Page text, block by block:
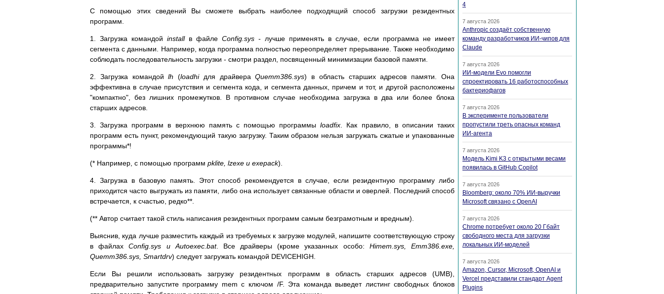
С помощью этих сведений Вы сможете выбрать наиболее подходящий способ загрузки резидентных
программ.
1. Загрузка командой installв файле Config.sys - лучше применять в случае, если программа не имеет
сегмента с данными. Например, когда программа полностью переопределяет прерывание. Также необходимо
соблюдать последовательность загрузки - смотри раздел, посвященный минимизации базовой памяти.
2. Загрузка командойlh (loadhiдля драйвераQuemm386.sys) в область старших адресов памяти. Она
эффективна в случае присутствия и сегмента кода, и сегмента данных, причем и тот, и другой расположены
"компактно", без лишних промежутков. В противном случае необходима загрузка в два или более блока
старших адресов.
3. Загрузка программ в верхнюю память с помощью программыloadfix . Как правило, в описании таких
программ есть пункт, рекомендующий такую загрузку. Таким образом нельзя загружать сжатые и упакованные
программы*!
(* Например, с помощью программ pklite, lzexe и exepack).
4. Загрузка в базовую память. Этот способ рекомендуется в случае, если резидентную программу либо
приходится часто выгружать из памяти, либо она использует связанные области и оверлей. Последний способ
встречается, к счастью, редко**.
(** Автор считает такой стиль написания резидентных программ самым безграмотным и вредным).
Выяснив, куда лучше разместить каждый из требуемых к загрузке модулей, напишите соответствующую строку
в файлахConfig.sys и Autoexec.bat. Все драйверы (кроме указанных особо: Himem.sys, Emm386.exe,
Quemm386.sys, Smartdrv) следует загружать командой DEVICEHIGH.
Если Вы решили использовать загрузку резидентных программ в область старших адресов (UMB),
предварительно запустите программу mem с ключом /F. Эта команда выведет листинг свободных блоков
4
7 августа 2026
Anthropic создаёт собственную
команду разработчиков ИИ-чипов для
Claude
7 августа 2026
ИИ-модели Evo помогли
спроектировать 16 работоспособных
бактериофагов
7 августа 2026
В эксперименте пользователи
пропустили треть опасных команд
ИИ-агента
7 августа 2026
Модель Kimi K3 с открытыми весами
появилась в GitHub Copilot
7 августа 2026
Bloomberg: около 70% ИИ-выручки
Microsoft связано с OpenAI
7 августа 2026
Chrome потребует около 20 Гбайт
свободного места для загрузки
локальных ИИ-моделей
7 августа 2026
Amazon, Cursor, Microsoft, OpenAI и
Vercel представили стандарт Agent
Plugins